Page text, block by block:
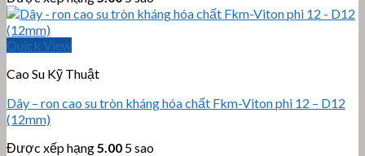
Quick View
Cao Su Kỹ Thuật
Dây – ron cao su tròn kháng hóa chất Fkm-Viton phi 12 – D12
(12mm)
Được xếp hạng5.00 5 sao